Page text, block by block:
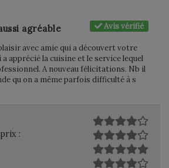
Avis vérifié
agréable
avec amie qui a découvert votre
apprécié la cuisine et le service lequel
A nouveau félicitations. Nb il
qu on a même parfois difficulté à s
: